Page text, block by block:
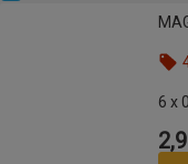
MAGNUM Gelat mini
6 x